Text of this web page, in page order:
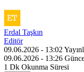
Erdal Taşkın
Editör
09.06.2026 - 13:02
09.06.2026 - 13:26
1 Dk Okunma Süresi